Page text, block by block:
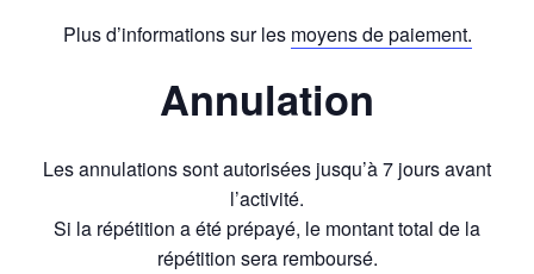
Plus d’informations sur les moyens de paiement.
Annulation
Les annulations sont autorisées jusqu’à 7 jours avant
l’activité.
Si la répétition a été prépayé, le montant total de la
répétition sera remboursé.